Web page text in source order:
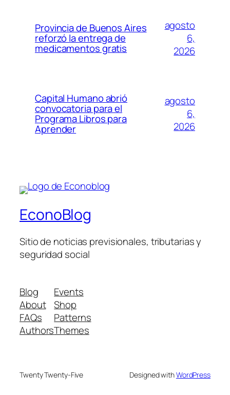
Provincia de Buenos Aires
reforzó la entrega de
medicamentos gratis
agosto
6,
2026
Capital Humano abrió
convocatoria para el
Programa Libros para
Aprender
agosto
6,
2026
EconoBlog
Sitio de noticias previsionales, tributarias y
seguridad social
Blog
About
FAQs
Authors
Events
Shop
Patterns
Themes
Twenty Twenty-Five Designed withWordPress